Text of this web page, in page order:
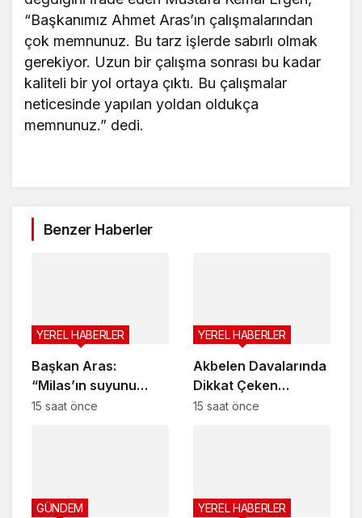
“Başkanımız Ahmet Aras’ın çalışmalarından
çok memnunuz. Bu tarz işlerde sabırlı olmak
gerekiyor. Uzun bir çalışma sonrası bu kadar
kaliteli bir yol ortaya çıktı. Bu çalışmalar
neticesinde yapılan yoldan oldukça
memnunuz.” dedi.
Benzer Haberler
Başkan Aras:
“Milas’ın suyunu
Bodrum’a taşımak
YEREL HABERLER
15 saat önce
Akbelen Davalarında
Dikkat Çeken
Gelişme
YEREL HABERLER
15 saat önce
GÜNDEM YEREL HABERLER